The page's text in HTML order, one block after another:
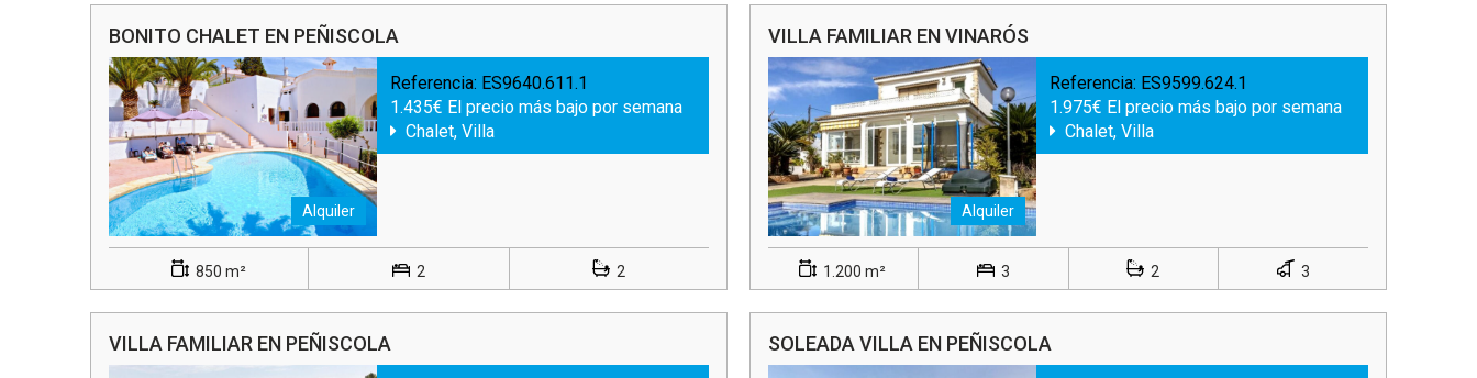
BONITO CHALET EN PEÑISCOLA
Alquiler
Referencia: ES9640.611.1
1.435€ El precio más bajo por semana
Chalet, Villa
850 m² 2 2
VILLA FAMILIAR EN VINARÓS
Alquiler
Referencia: ES9599.624.1
1.975€ El precio más bajo por semana
Chalet, Villa
1.200 m² 3 2 3
VILLA FAMILIAR EN PEÑISCOLA SOLEADA VILLA EN PEÑISCOLA